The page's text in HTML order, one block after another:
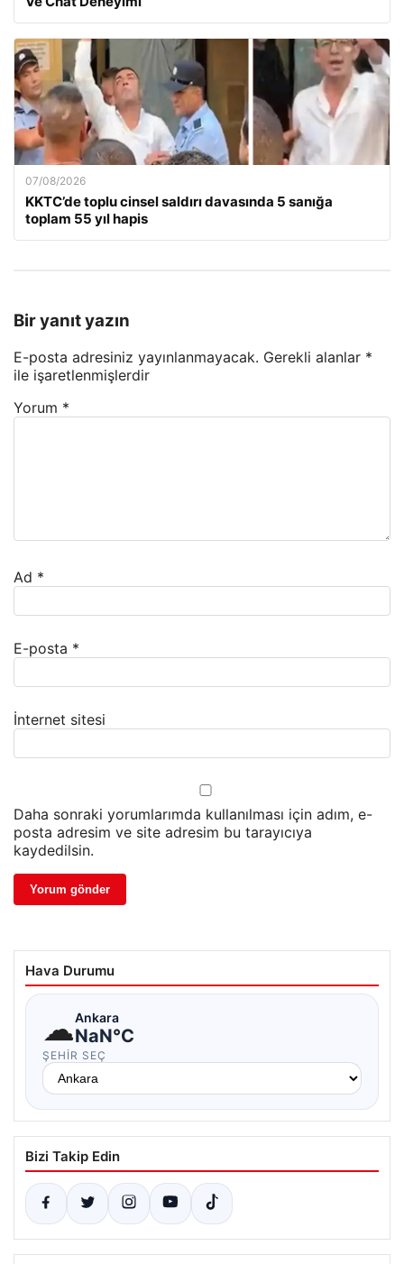
07/08/2026
KKTC’de toplu cinsel saldırı davasında 5 sanığa
toplam 55 yıl hapis
Bir yanıt yazın
E-posta adresiniz yayınlanmayacak. Gerekli alanlar *
ile işaretlenmişlerdir
Yorum *
Ad *
E-posta *
İnternet sitesi
Daha sonraki yorumlarımda kullanılması için adım, e-
posta adresim ve site adresim bu tarayıcıya
kaydedilsin.
Hava Durumu
☁Ankara
NaN°C
ŞEHIR SEÇ
Bizi Takip Edin